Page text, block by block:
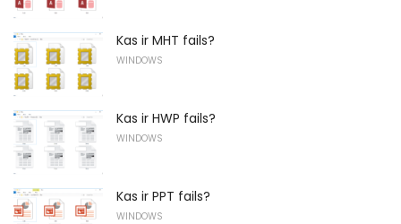
Kas ir MHT fails?
WINDOWS
Kas ir HWP fails?
WINDOWS
Kas ir PPT fails?
WINDOWS